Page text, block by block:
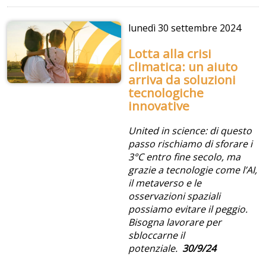
lunedì30 settembre 2024
Lotta alla crisi
climatica: un aiuto
arriva da soluzioni
tecnologiche
innovative
United in science: di questo
passo rischiamo di sforare i
3°C entro fine secolo, ma
grazie a tecnologie come l’AI,
il metaverso e le
osservazioni spaziali
possiamo evitare il peggio.
Bisogna lavorare per
sbloccarne il
potenziale. 30/9/24